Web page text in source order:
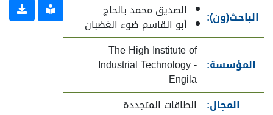
الباحث(ون): الصديق محمد بالحاج
أبو القاسم ضوء الغضبان
المؤسسة:
The High Institute of
Industrial Technology -
Engila
المجال:
الطاقات المتجددة